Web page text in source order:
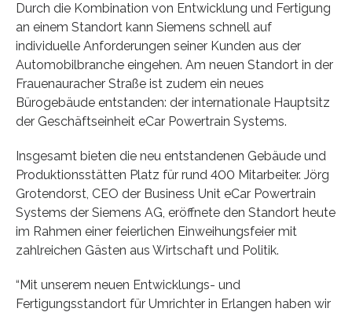
Durch die Kombination von Entwicklung und Fertigung
an einem Standort kann Siemens schnell auf
individuelle Anforderungen seiner Kunden aus der
Automobilbranche eingehen. Am neuen Standort in der
Frauenauracher Straße ist zudem ein neues
Bürogebäude entstanden: der internationale Hauptsitz
der Geschäftseinheit eCar Powertrain Systems.
Insgesamt bieten die neu entstandenen Gebäude und
Produktionsstätten Platz für rund 400 Mitarbeiter. Jörg
Grotendorst, CEO der Business Unit eCar Powertrain
Systems der Siemens AG, eröffnete den Standort heute
im Rahmen einer feierlichen Einweihungsfeier mit
zahlreichen Gästen aus Wirtschaft und Politik.
“Mit unserem neuen Entwicklungs- und
Fertigungsstandort für Umrichter in Erlangen haben wir